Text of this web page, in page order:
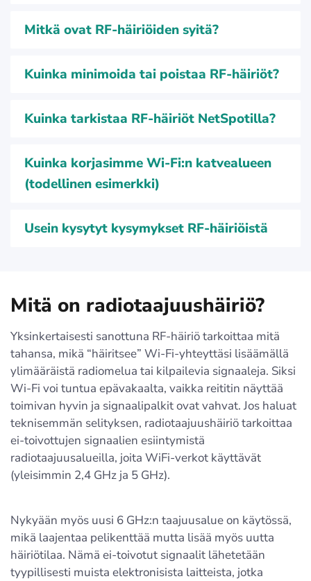
Mitkä ovat RF-häiriöiden syitä?
Kuinka minimoida tai poistaa RF-häiriöt?
Kuinka tarkistaa RF-häiriöt NetSpotilla?
Kuinka korjasimme Wi-Fi:n katvealueen
(todellinen esimerkki)
Usein kysytyt kysymykset RF-häiriöistä
Mitä on radiotaajuushäiriö?
Yksinkertaisesti sanottuna RF-häiriö tarkoittaa mitä
tahansa, mikä “häiritsee” Wi-Fi-yhteyttäsi lisäämällä
ylimääräistä radiomelua tai kilpailevia signaaleja. Siksi
Wi-Fi voi tuntua epävakaalta, vaikka reititin näyttää
toimivan hyvin ja signaalipalkit ovat vahvat. Jos haluat
teknisemmän selityksen, radiotaajuushäiriö tarkoittaa
ei-toivottujen signaalien esiintymistä
radiotaajuusalueilla, joita WiFi-verkot käyttävät
(yleisimmin 2,4 GHz ja 5 GHz).
Nykyään myös uusi 6 GHz:n taajuusalue on käytössä,
mikä laajentaa pelikenttää mutta lisää myös uutta
häiriötilaa. Nämä ei-toivotut signaalit lähetetään
tyypillisesti muista elektronisista laitteista, jotka